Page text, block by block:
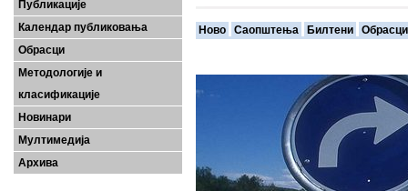
Публикације
Календар публиковања
Обрасци
Методологије и
класификације
Новинари
Мултимедија
Архива
Ново Саопштења Билтени Обрасци